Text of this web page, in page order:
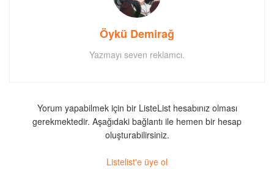
Öykü Demirağ
Yazmayı seven reklamcı.
Yorum yapabilmek için bir ListeList hesabınız olması
gerekmektedir. Aşağıdaki bağlantı ile hemen bir hesap
oluşturabilirsiniz.
Listelist'e üye ol